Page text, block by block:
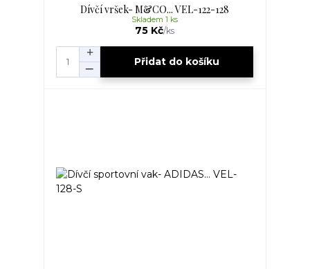
Dívčí vršek- M&CO... VEL-122-128
75 Kč/ks
Skladem 1 ks
Přidat do košíku